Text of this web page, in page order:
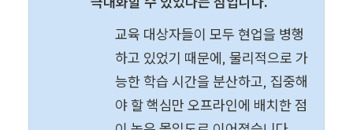
교육 대상자들이 모두 현업을 병행
하고 있었기 때문에, 물리적으로 가
능한 학습 시간을 분산하고, 집중해
야 할 핵심만 오프라인에 배치한 점